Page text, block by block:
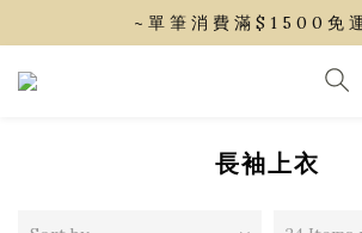
~ 單 筆 消 費 滿 $ 1 5 0 0 免
~ 單 筆 消 費 滿 $ 1 5 0 0 免
會 員 享 2% 點 數 回 饋 (1點
長袖上衣